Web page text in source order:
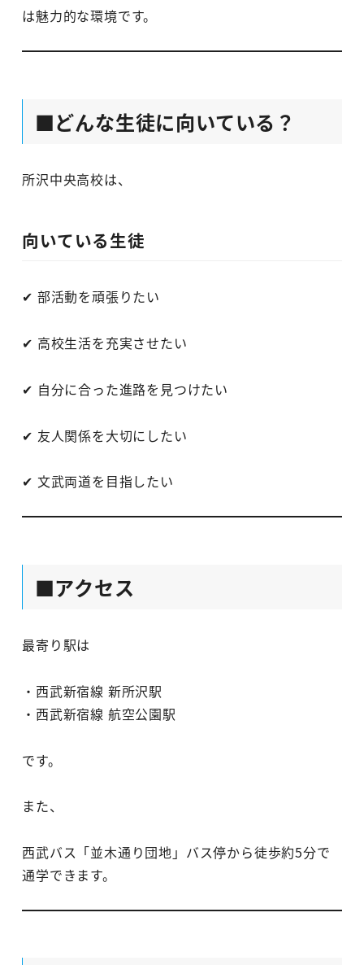
は魅力的な環境です。
■どんな生徒に向いている？
所沢中央高校は、
向いている生徒
✔ 部活動を頑張りたい
✔ 高校生活を充実させたい
✔ 自分に合った進路を見つけたい
✔ 友人関係を大切にしたい
✔ 文武両道を目指したい
■アクセス
最寄り駅は
・西武新宿線 新所沢駅
・西武新宿線 航空公園駅
です。
また、
西武バス「並木通り団地」バス停から徒歩約5分で
通学できます。